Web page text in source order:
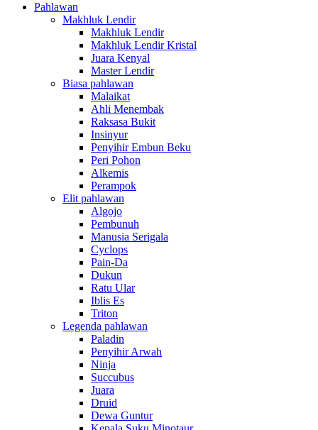
Pahlawan
Makhluk Lendir
Makhluk Lendir
Makhluk Lendir Kristal
Juara Kenyal
Master Lendir
Biasa pahlawan
Malaikat
Ahli Menembak
Raksasa Bukit
Insinyur
Penyihir Embun Beku
Peri Pohon
Alkemis
Perampok
Elit pahlawan
Algojo
Pembunuh
Manusia Serigala
Cyclops
Pain-Da
Dukun
Ratu Ular
Iblis Es
Triton
Legenda pahlawan
Paladin
Penyihir Arwah
Ninja
Succubus
Juara
Druid
Dewa Guntur